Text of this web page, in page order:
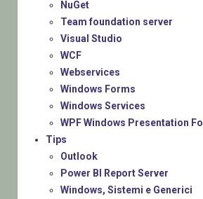
NuGet
Team foundation server
Visual Studio
WCF
Webservices
Windows Forms
Windows Services
WPF Windows Presentation
Tips
Outlook
Power BI Report Server
Windows, Sistemi e Generici